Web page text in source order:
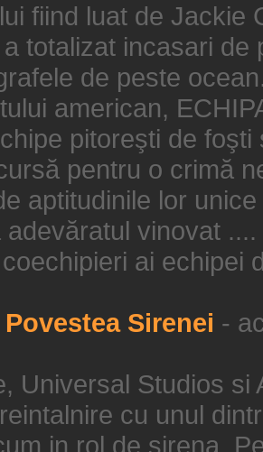
fiind luat de Jackie
totalizat incasari
de peste
american,
pitoreşti de
pentru o crimă
aptitudinile lor
adevăratul vinovat
ai echipei
Sirenei -
Universal Studios si
cu unul
in rol de sirena.